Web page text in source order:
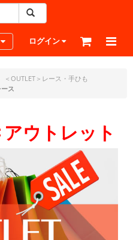
navigation
ログイン
＜OUTLET＞レース・手ひも
ス
ウトレット